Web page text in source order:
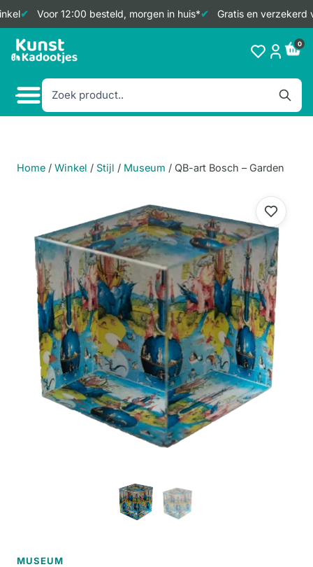
Voor 12:00 besteld, morgen in huis* Gratis en verzekerd
Doorgaan
naar
0
Home / Winkel / Stijl / Museum / QB-art Bosch – Garden
MUSEUM